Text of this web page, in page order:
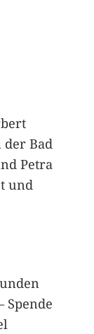
der Bad
Petra
und